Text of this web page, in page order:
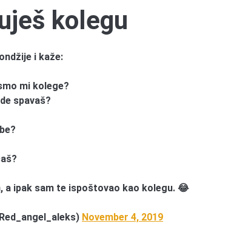
kolegu
i kaže:
mi kolege?
spavaš?
a ipak sam te ispoštovao kao kolegu. 😂
November 4, 2019